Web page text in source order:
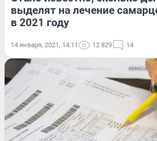
выделят на лечение
в 2021 году
14 января, 2021, 14:11 12 829 14